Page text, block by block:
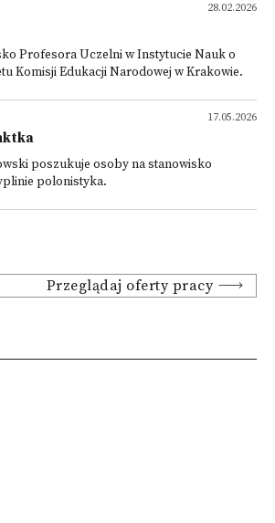
28.02.2026
Profesora Uczelni w Instytucie Nauk o
Komisji Edukacji Narodowej w Krakowie.
17.05.2026
poszukuje osoby na stanowisko
polonistyka.
Przeglądaj oferty pracy